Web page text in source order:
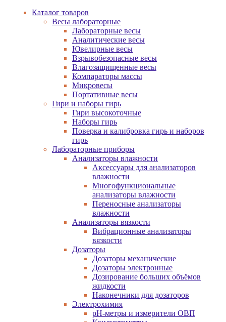
Каталог товаров
Весы лабораторные
Лабораторные весы
Аналитические весы
Ювелирные весы
Взрывобезопасные весы
Влагозащищенные весы
Компараторы массы
Микровесы
Портативные весы
Гири и наборы гирь
Гири высокоточные
Наборы гирь
Поверка и калибровка гирь и наборов
гирь
Лабораторные приборы
Анализаторы влажности
Аксессуары для анализаторов
влажности
Многофункциональные
анализаторы влажности
Переносные анализаторы
влажности
Анализаторы вязкости
Вибрационные анализаторы
вязкости
Дозаторы
Дозаторы механические
Дозаторы электронные
Дозирование больших объёмов
жидкости
Наконечники для дозаторов
Электрохимия
pH-метры и измерители ОВП